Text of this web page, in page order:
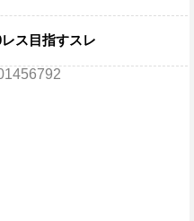
ス目指すスレ